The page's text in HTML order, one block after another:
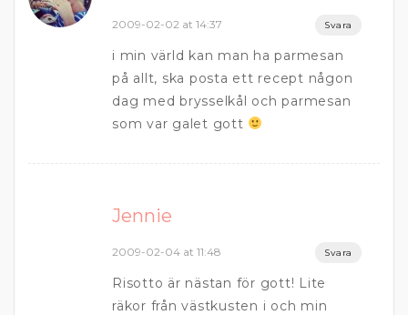
2009-02-02 at 14:37 Svara
i min värld kan man ha parmesan
på allt, ska posta ett recept någon
dag med brysselkål och parmesan
som var galet gott
Jennie
2009-02-04 at 11:48 Svara
Risotto är nästan för gott! Lite
räkor från västkusten i och min